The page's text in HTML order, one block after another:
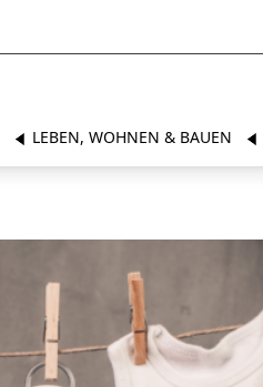
LEBEN, WOHNEN & BAUEN